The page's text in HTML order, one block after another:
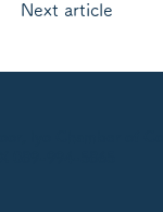
Next article